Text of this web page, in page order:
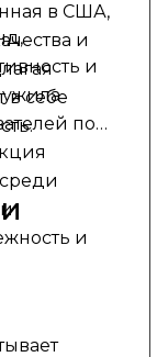
в США,
и
в себе
и
по
и